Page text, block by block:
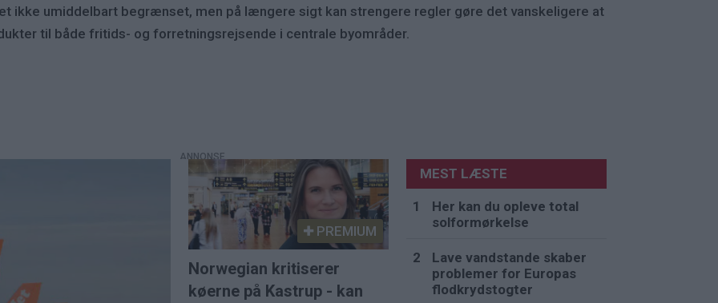
ikke umiddelbart begrænset, men på længere sigt kan strengere regler gøre det vanskeligere at
til både fritids- og forretningsrejsende i centrale byområder.
PREMIUM
Norwegian kritiserer
køerne på Kastrup - kan
MEST LÆSTE
Her kan du opleve total
solformørkelse
Lave vandstande skaber
problemer for Europas
flodkrydstogter